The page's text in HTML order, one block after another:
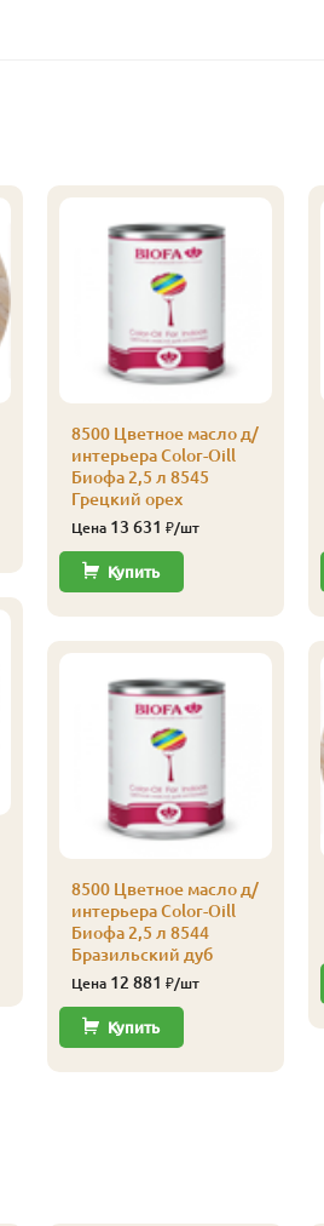
8500 Цветное масло д/
интерьера Color-Oill
Биофа 2,5 л 8545
Грецкий орех
Цена 13 631 ₽/шт
Купить
8500 Цветное масло д/
интерьера Color-Oill
Биофа 2,5 л 8544
Бразильский дуб
Цена 12 881 ₽/шт
Купить